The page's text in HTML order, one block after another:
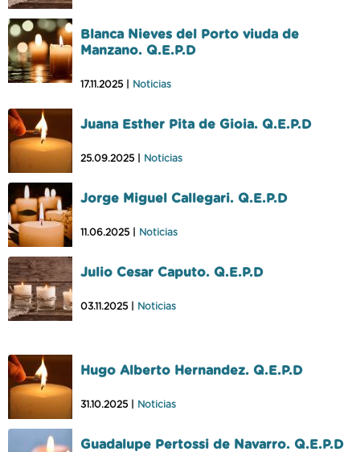
Blanca Nieves del Porto viuda de
Manzano. Q.E.P.D
17.11.2025 | Noticias
Juana Esther Pita de Gioia. Q.E.P.D
25.09.2025 | Noticias
Jorge Miguel Callegari. Q.E.P.D
11.06.2025 | Noticias
Julio Cesar Caputo. Q.E.P.D
03.11.2025 | Noticias
Hugo Alberto Hernandez. Q.E.P.D
31.10.2025 | Noticias
Guadalupe Pertossi de Navarro. Q.E.P.D